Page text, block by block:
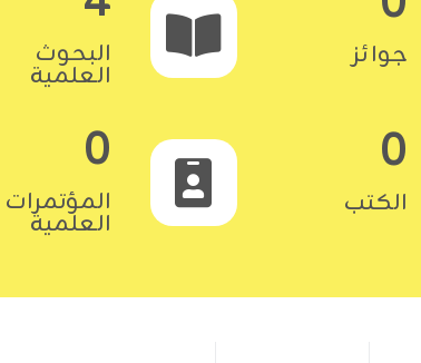
جوائز البحوث
العلمية
0
الكتب
0
المؤتمرات
العلمية